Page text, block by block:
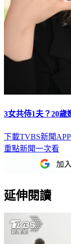
3女共侍1夫？20
下載TVBS新聞
重點新聞一次看
延伸閱讀